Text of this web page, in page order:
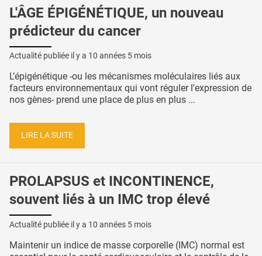
L'ÂGE ÉPIGÉNÉTIQUE, un nouveau
prédicteur du cancer
Actualité publiée il y a 10 années 5 mois
L’épigénétique -ou les mécanismes moléculaires liés aux
facteurs environnementaux qui vont réguler l'expression de
nos gènes- prend une place de plus en plus ...
LIRE LA SUITE
PROLAPSUS et INCONTINENCE,
souvent liés à un IMC trop élevé
Actualité publiée il y a 10 années 5 mois
Maintenir un indice de masse corporelle (IMC) normal est